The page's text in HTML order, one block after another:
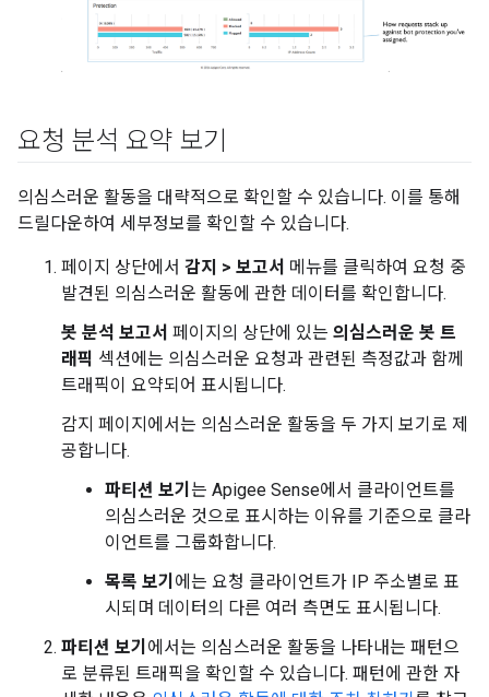
요청 분석 요약 보기
의심스러운 활동을 대략적으로 확인할 수 있습니다. 이를 통해
드릴다운하여 세부정보를 확인할 수 있습니다.
페이지 상단에서 감지 > 보고서 메뉴를 클릭하여 요청 중
발견된 의심스러운 활동에 관한 데이터를 확인합니다.
봇 분석 보고서 페이지의 상단에 있는 의심스러운 봇 트
래픽 섹션에는 의심스러운 요청과 관련된 측정값과 함께
트래픽이 요약되어 표시됩니다.
감지 페이지에서는 의심스러운 활동을 두 가지 보기로 제
공합니다.
파티션 보기 는 Apigee Sense에서 클라이언트를
의심스러운 것으로 표시하는 이유를 기준으로 클라
이언트를 그룹화합니다.
목록 보기 에는 요청 클라이언트가 IP 주소별로 표
시되며 데이터의 다른 여러 측면도 표시됩니다.
파티션 보기 에서는 의심스러운 활동을 나타내는 패턴으
로 분류된 트래픽을 확인할 수 있습니다. 패턴에 관한 자